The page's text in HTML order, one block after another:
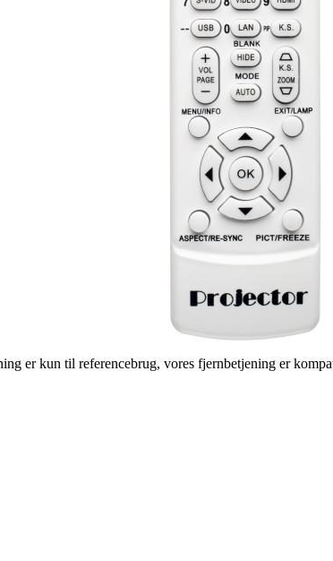
er kun til referencebrug, vores fjernbetjening er